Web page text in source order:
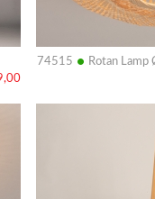
74515 • Rotan Lamp
Bekijk